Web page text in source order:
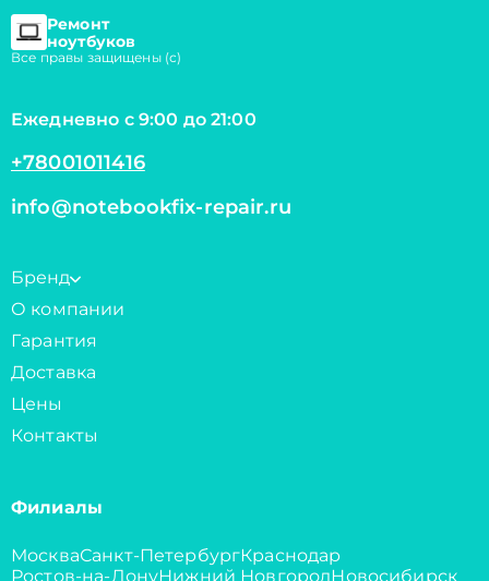
Ремонт
ноутбуков
Все правы защищены (с)
Ежедневно с 9:00 до 21:00
+78001011416
info@notebookfix-repair.ru
Бренд
О компании
Гарантия
Доставка
Цены
Контакты
Филиалы
МоскваСанкт-ПетербургКраснодар
Ростов-на-ДонуНижний НовгородНовосибирск